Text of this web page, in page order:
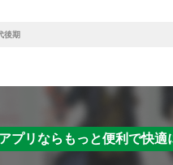
後期
アプリならもっと便利で快適